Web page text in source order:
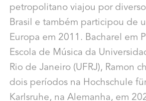
petropolitano viajou por
Brasil e também participou de
Europa em 2011. Bacharel em
Escola de Música da
Rio de Janeiro (UFRJ), Ramon
dois períodos na Hochschule
Karlsruhe, na Alemanha, em